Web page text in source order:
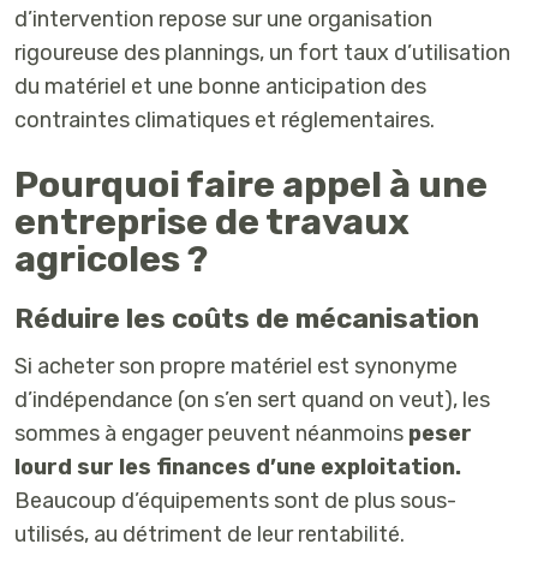
d’intervention repose sur une organisation
rigoureuse des plannings, un fort taux d’utilisation
du matériel et une bonne anticipation des
contraintes climatiques et réglementaires.
Pourquoi faire appel à une
entreprise de travaux
agricoles ?
Réduire les coûts de mécanisation
Si acheter son propre matériel est synonyme
d’indépendance (on s’en sert quand on veut), les
sommes à engager peuvent néanmoins peser
lourd sur les finances d’une exploitation.
Beaucoup d’équipements sont de plus sous-
utilisés, au détriment de leur rentabilité.